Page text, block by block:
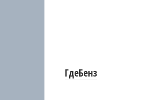
ГдеБенз